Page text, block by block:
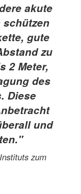
akute
gute
zu
2 Meter,
des
Diese
und
zum